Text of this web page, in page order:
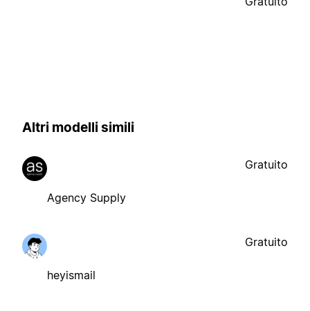
Altri modelli simili
Agency Supply
Gratuito
heyismail
Gratuito